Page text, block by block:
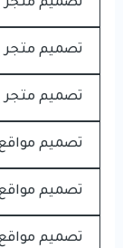
تصميم متجر
تصميم متجر
تصميم متجر
تصميم
تصميم مواقع
تصميم مواقع